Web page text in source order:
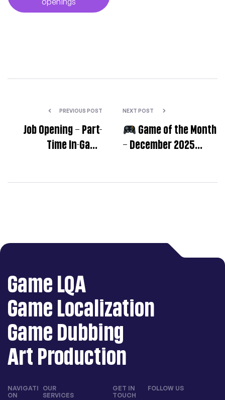
PREVIOUS POST
Job Opening – Part-
Time In-Game
NEXT POST
Game of the Month
– December 2025
Game LQA
Game Localization
Game Dubbing
Art Production
NAVIGATI
ON
OUR
SERVICES
GET IN
TOUCH
FOLLOW US